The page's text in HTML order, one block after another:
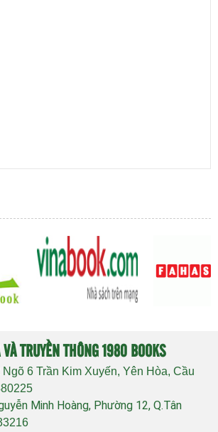
TRUYỀN THÔNG 1980 BOOKS
6 Trần Kim Xuyến, Yên Hòa, Cầu
Minh Hoàng, Phường 12, Q.Tân